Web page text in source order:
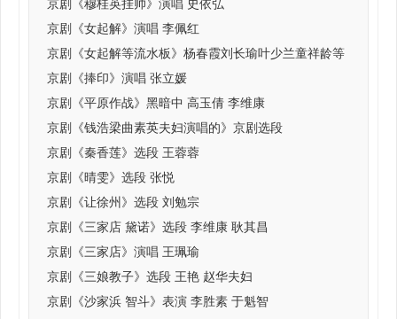
京剧《穆桂英挂帅》演唱 史依弘
京剧《女起解》演唱 李佩红
京剧《女起解等流水板》杨春霞刘长瑜叶少兰童祥龄等
京剧《捧印》演唱 张立媛
京剧《平原作战》黑暗中 高玉倩 李维康
京剧《钱浩梁曲素英夫妇演唱的》京剧选段
京剧《秦香莲》选段 王蓉蓉
京剧《晴雯》选段 张悦
京剧《让徐州》选段 刘勉宗
京剧《三家店 黛诺》选段 李维康 耿其昌
京剧《三家店》演唱 王珮瑜
京剧《三娘教子》选段 王艳 赵华夫妇
京剧《沙家浜 智斗》表演 李胜素 于魁智